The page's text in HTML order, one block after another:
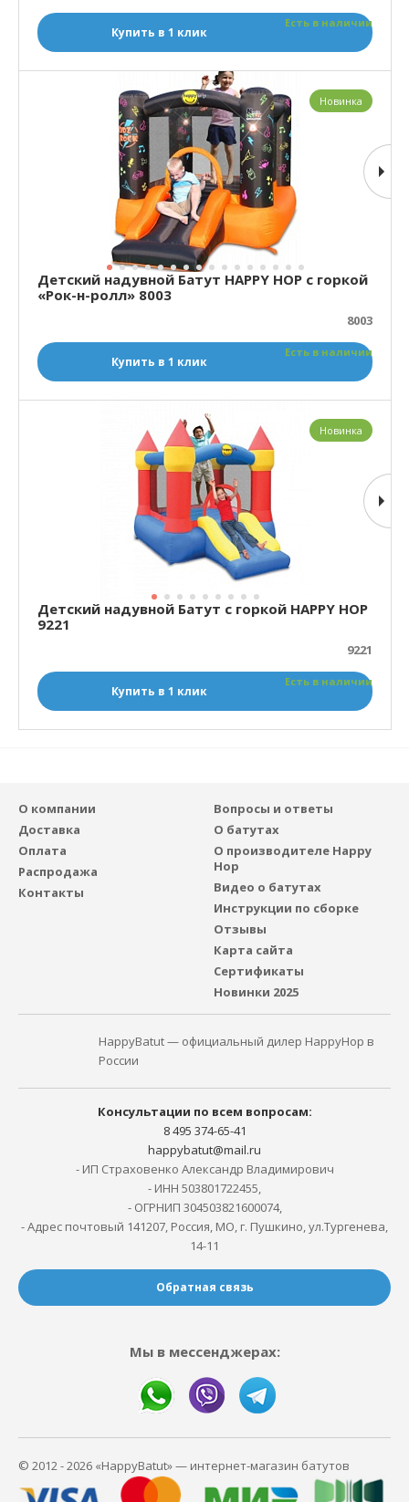
Есть в наличии
Купить в 1 клик
Детский надувной Батут HAPPY HOP с горкой
«Рок-н-ролл» 8003
8003
Есть в наличии
Купить в 1 клик
Новинка
Детский надувной Батут с горкой HAPPY HOP
9221
9221
Есть в наличии
Купить в 1 клик
Новинка
О компании
Доставка
Оплата
Распродажа
Контакты
Вопросы и ответы
О батутах
О производителе Happy
Hop
Видео о батутах
Инструкции по сборке
Отзывы
Карта сайта
Сертификаты
Новинки 2025
HappyBatut — официальный дилер HappyHop в
России
Консультации по всем вопросам:
8 495 374-65-41
happybatut@mail.ru
- ИП Страховенко Александр Владимирович
- ИНН 503801722455,
- ОГРНИП 304503821600074,
- Адрес почтовый 141207, Россия, МО, г. Пушкино, ул.Тургенева,
14-11
Обратная связь
Мы в мессенджерах:
© 2012 - 2026 «HappyBatut» — интернет-магазин батутов